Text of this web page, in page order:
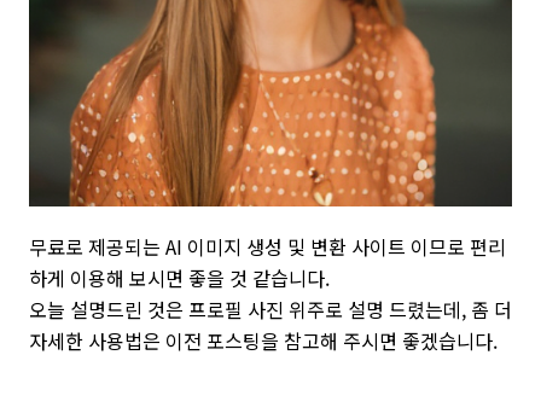
무료로 제공되는 AI 이미지 생성 및 변환 사이트 이므로 편리
하게 이용해 보시면 좋을 것 같습니다.
오늘 설명드린 것은 프로필 사진 위주로 설명 드렸는데, 좀 더
자세한 사용법은 이전 포스팅을 참고해 주시면 좋겠습니다.